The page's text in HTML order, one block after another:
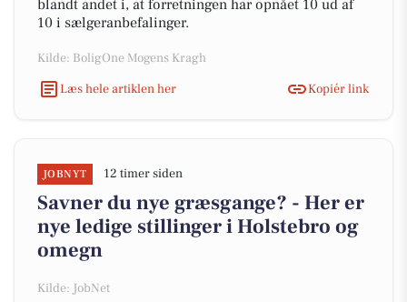
blandt andet i, at forretningen har opnået 10 ud af
10 i sælgeranbefalinger.
Kilde: BoligOne Mogens Kragh
Læs hele artiklen her
Kopiér link
JOBNYT 12 timer siden
Savner du nye græsgange? - Her er
nye ledige stillinger i Holstebro og
omegn
Kilde: JobNet